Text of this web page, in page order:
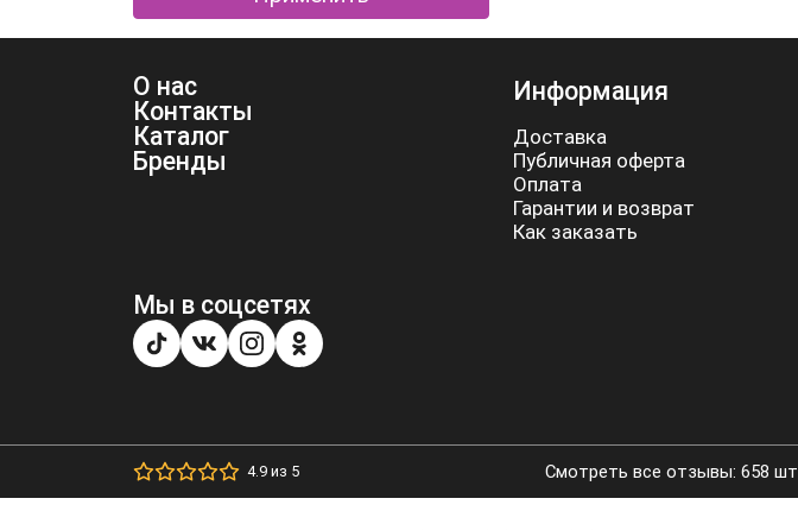
О нас
Контакты
Каталог
Бренды
Мы в соцсетях
Информация
Доставка
Публичная оферта
Оплата
Гарантии и возврат
Как заказать
4.9 из 5 Смотреть все отзывы: 658 шт